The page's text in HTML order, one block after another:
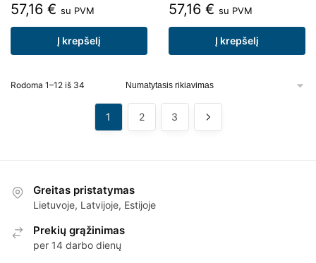
57,16 € su PVM
Į krepšelį
57,16 € su PVM
Į krepšelį
Rodoma 1–12 iš 34
1 2 3
Greitas pristatymas
Lietuvoje, Latvijoje, Estijoje
Prekių grąžinimas
per 14 darbo dienų